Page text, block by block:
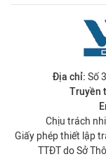
Địa chỉ: Số
Truyền
Chịu trách
Giấy phép thiết lập
TTĐT do Sở